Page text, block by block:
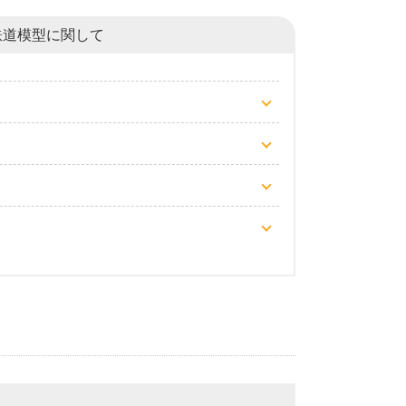
模型に関して